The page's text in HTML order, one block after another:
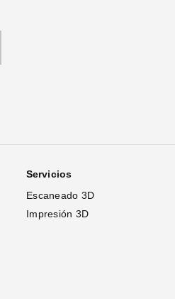
Servicios
Escaneado 3D
Impresión 3D